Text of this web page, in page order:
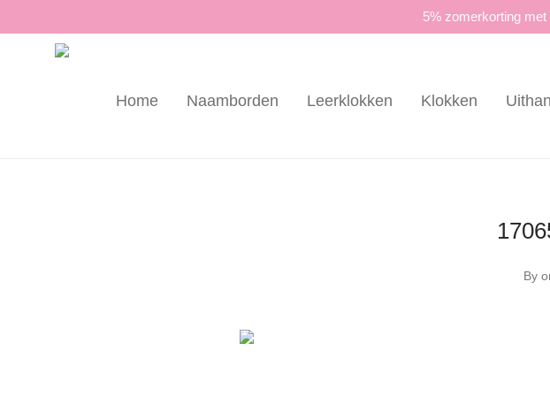
5% zomerkorting
Home Naamborden Leerklokken Klokken
By